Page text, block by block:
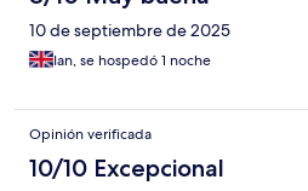
run down past the point of being
serious cleaning, and renovation.
been done for many years around
Looks like they have given up, and
10 de septiembre de 2025
Ian, se hospedó 1 noche
Opinión verificada
10/10 Excepcional